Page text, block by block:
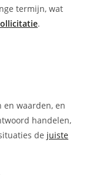
termijn, wat
.
en waarden, en
handelen,
de juiste